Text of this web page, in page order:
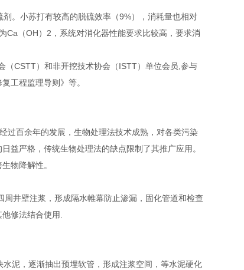
。小苏打有较高的脱硫效率（9%），消耗量也相对
Ca（OH）2，系统对消化器性能要求比较高，要求消
（CSTT）和非开挖技术协会（ISTT）单位会员,参与
工程监理导则》等。
过百余年的发展，生物处理法技术成熟，对各类污染
益严格，传统生物处理法的缺点限制了其推广应用。
物降解性。
井壁注浆，形成隔水帷幕防止渗漏，固化管道和检查
修法结合使用.
泥，逐渐抽出预埋软管，形成注浆空间，等水泥硬化